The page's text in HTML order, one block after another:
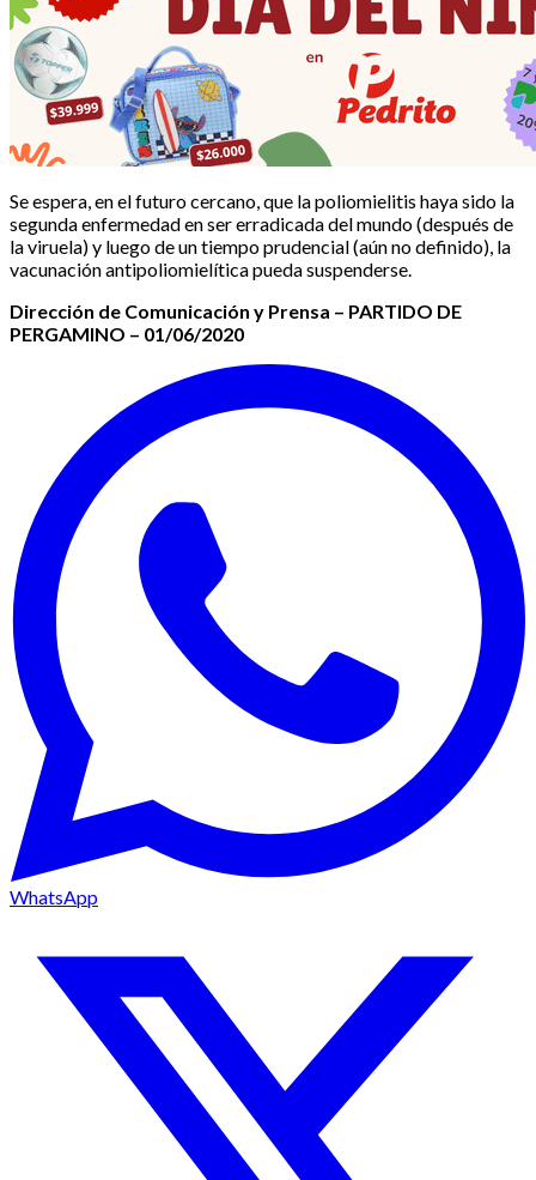
Se espera, en el futuro cercano, que la poliomielitis haya sido la
segunda enfermedad en ser erradicada del mundo (después de
la viruela) y luego de un tiempo prudencial (aún no definido), la
vacunación antipoliomielítica pueda suspenderse.
Dirección de Comunicación y Prensa – PARTIDO DE
PERGAMINO – 01/06/2020
WhatsApp